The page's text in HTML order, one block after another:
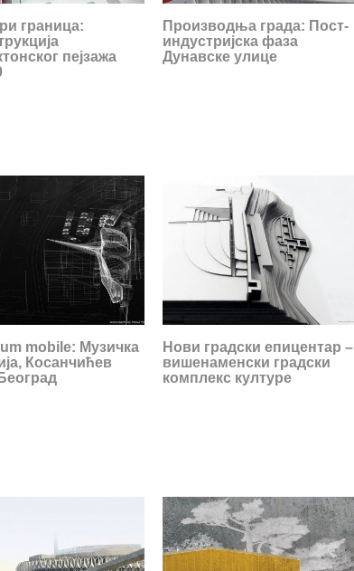
граница:
пејзажа
Производња града: Пост-
индустријска фаза
Дунавске улице
mobile: Музичка
Косанчићев
Нови градски епицентар –
вишенаменски градски
комплекс културе